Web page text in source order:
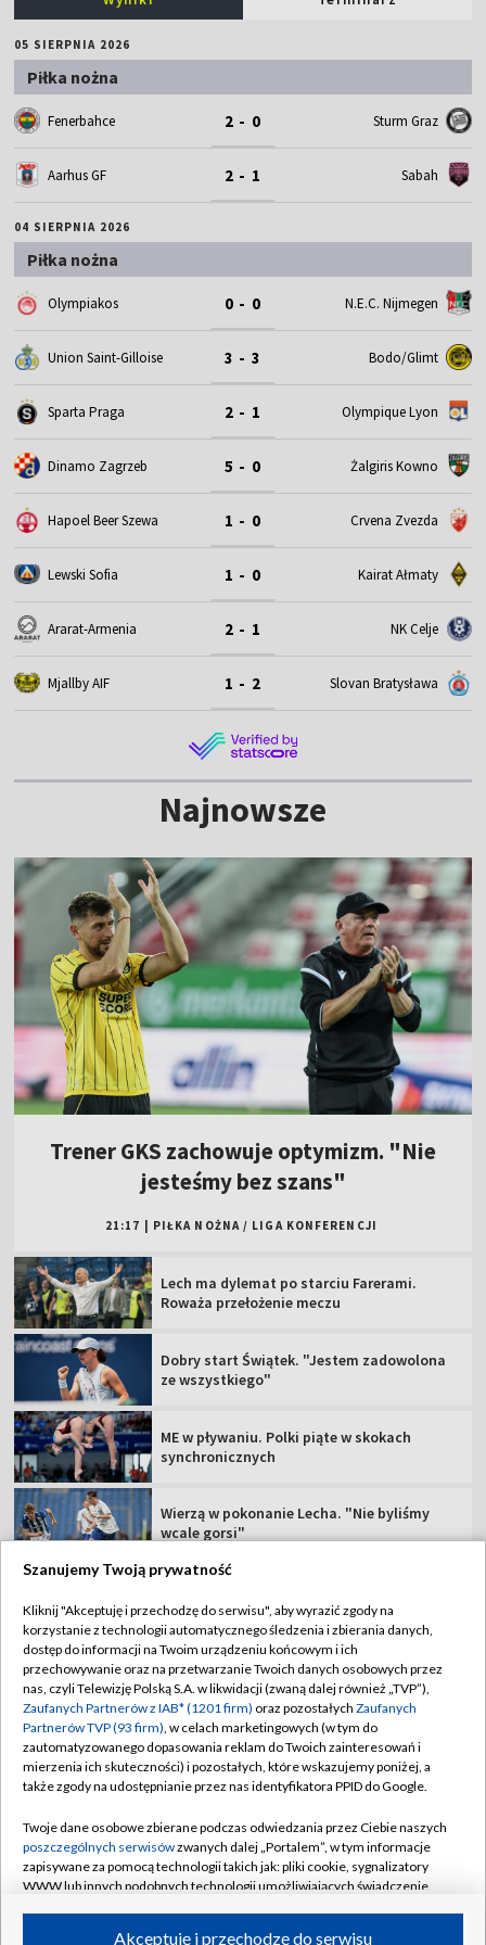
05 SIERPNIA 2026
Piłka nożna
Fenerbahce 2 - 0 Sturm Graz
Aarhus GF 2 - 1 Sabah
04 SIERPNIA 2026
Piłka nożna
Olympiakos 0 - 0 N.E.C. Nijmegen
Union Saint-Gilloise 3 - 3 Bodo/Glimt
Sparta Praga 2 - 1 Olympique Lyon
Dinamo Zagrzeb 5 - 0 Żalgiris Kowno
Hapoel Beer Szewa 1 - 0 Crvena Zvezda
Lewski Sofia 1 - 0 Kairat Ałmaty
Ararat-Armenia 2 - 1 NK Celje
Mjallby AIF 1 - 2 Slovan Bratysława
Najnowsze
Trener GKS zachowuje optymizm. "Nie
jesteśmy bez szans"
21:17 PIŁKA NOŻNA / LIGA KONFERENCJI
Lech ma dylemat po starciu Farerami.
Roważa przełożenie meczu
Dobry start Świątek. "Jestem zadowolona
ze wszystkiego"
ME w pływaniu. Polki piąte w skokach
synchronicznych
Wierzą w pokonanie Lecha. "Nie byliśmy
wcale gorsi"
Lech ze skromną zaliczką przed rewanżem.
"Tego elementu zabrakło"
Abonament TVP
Sklep TVP
Regulamin TVP
Polityka prywatności
Szanujemy Twoją prywatność
Kliknij "Akceptuję i przechodzę do serwisu", aby wyrazić zgody na
korzystanie z technologii automatycznego śledzenia i zbierania danych,
dostęp do informacji na Twoim urządzeniu końcowym i ich
przechowywanie oraz na przetwarzanie Twoich danych osobowych przez
nas, czyli Telewizję Polską S.A. w likwidacji (zwaną dalej również „TVP”),
Zaufanych Partnerów z IAB* (1201 firm) oraz pozostałych Zaufanych
Partnerów TVP (93 firm), w celach marketingowych (w tym do
zautomatyzowanego dopasowania reklam do Twoich zainteresowań i
mierzenia ich skuteczności) i pozostałych, które wskazujemy poniżej, a
także zgody na udostępnianie przez nas identyfikatora PPID do Google.
Twoje dane osobowe zbierane podczas odwiedzania przez Ciebie naszych
poszczególnych serwisówzwanych dalej „Portalem”, w tym informacje
zapisywane za pomocą technologii takich jak: pliki cookie, sygnalizatory
WWW lub innych podobnych technologii umożliwiających świadczenie
Akceptuję i przechodzę do serwisu